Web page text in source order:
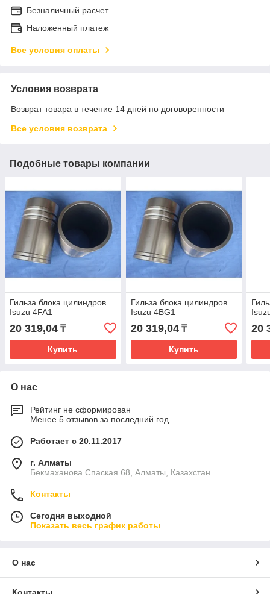
Безналичный расчет
Наложенный платеж
Все условия оплаты
Условия возврата
Возврат товара в течение 14 дней по договоренности
Все условия возврата
Подобные товары компании
Гильза блока цилиндров
Isuzu 4FA1
20 319,04 ₸
Купить
Гильза блока цилиндров
Isuzu 4BG1
20 319,04₸
Купить
20
О нас
Рейтинг не сформирован
Менее 5 отзывов за последний год
Работает с 20.11.2017
г. Алматы
Бекмаханова Спаская 68, Алматы, Казахстан
Контакты
Сегодня выходной
Показать весь график работы
О нас